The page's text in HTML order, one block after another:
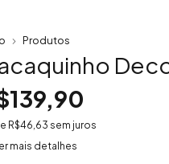
Produtos
R$46,63 sem juros
mais detalhes